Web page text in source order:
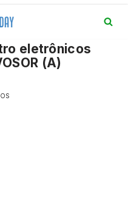
eletrônicos
(A)